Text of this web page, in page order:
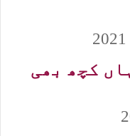
کچھ بھی